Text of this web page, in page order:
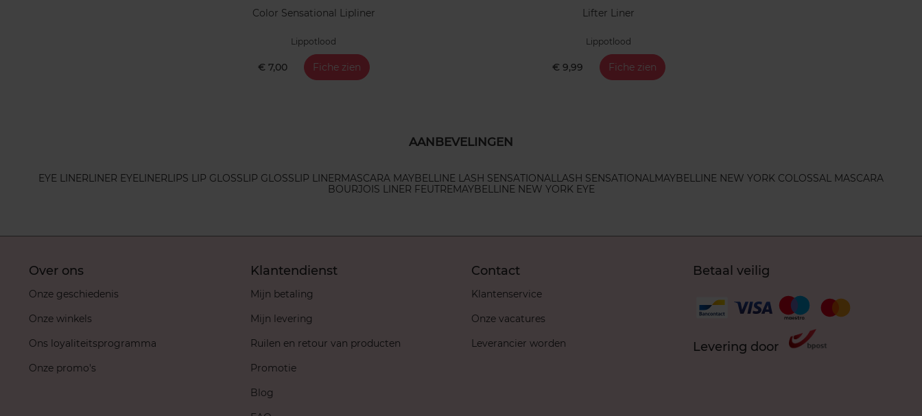
Color Sensational Lipliner
Lippotlood
€ 7,00 Fiche zien
Lifter Liner
Lippotlood
€ 9,99 Fiche zien
AANBEVELINGEN
EYE LINERLINER EYELINERLIPS LIP GLOSSLIP GLOSSLIP LINERMASCARA MAYBELLINE LASH SENSATIONAL LASH SENSATIONAL MAYBELLINE NEW YORK COLOSSAL MASCARA
BOURJOIS LINER FEUTREMAYBELLINE NEW YORK EYE
Over ons
Onze geschiedenis
Onze winkels
Ons loyaliteitsprogramma
Onze promo's
Klantendienst
Mijn betaling
Mijn levering
Ruilen en retour van producten
Promotie
Blog
Contact
Klantenservice
Onze vacatures
Leverancier worden
Betaal veilig
Levering door